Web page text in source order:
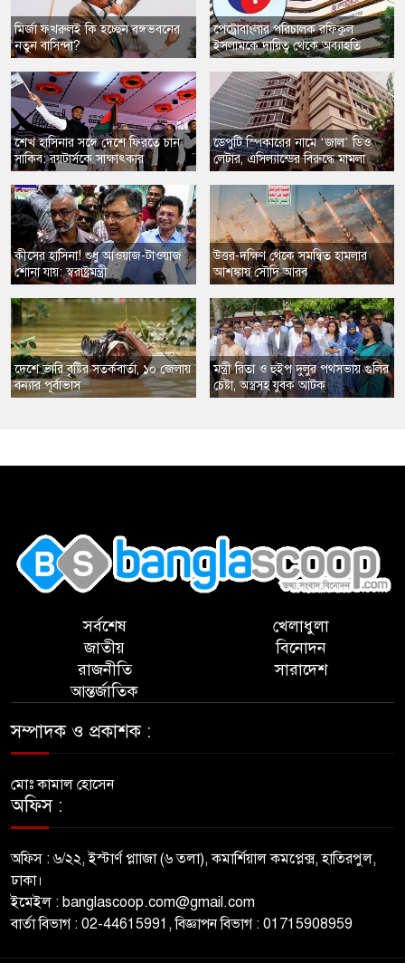
মির্জা ফখরুলই কি হচ্ছেন বঙ্গভবনের
নতুন বাসিন্দা?
​শেখ হাসিনার সঙ্গে দেশে ফিরতে চান
সাকিব: রয়টার্সকে সাক্ষাৎকার
​কীসের হাসিনা! শুধু আওয়াজ-টাওয়াজ
শোনা যায়: স্বরাষ্ট্রমন্ত্রী
​দেশে ভারি বৃষ্টির সতর্কবার্তা, ১০ জেলায়
বন্যার পূর্বাভাস
​পেট্রোবাংলার পরিচালক রফিকুল
ইসলামকে দায়িত্ব থেকে অব্যাহতি
​ডেপুটি স্পিকারের নামে ‘জাল’ ডিও
লেটার, এসিল্যান্ডের বিরুদ্ধে মামলা
​উত্তর-দক্ষিণ থেকে সমন্বিত হামলার
আশঙ্কায় সৌদি আরব
​মন্ত্রী রিতা ও হুইপ দুলুর পথসভায় গুলির
চেষ্টা, অস্ত্রসহ যুবক আটক
সর্বশেষ
জাতীয়
রাজনীতি
আন্তর্জাতিক
খেলাধুলা
বিনোদন
সারাদেশ
সম্পাদক ও প্রকাশক :
মোঃ কামাল হোসেন
অফিস :
অফিস : ৬/২২, ইস্টার্ণ প্লাাজা (৬ তলা), কমার্শিয়াল কমপ্লেক্স, হাতিরপুল,
ঢাকা।
ইমেইল : banglascoop.com@gmail.com
বার্তা বিভাগ : 02-44615991, বিজ্ঞাপন বিভাগ : 01715908959